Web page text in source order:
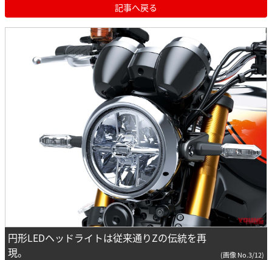
記事へ戻る
円形LEDヘッドライトは従来通りZの伝統を再
現。
(画像 No.3/12)